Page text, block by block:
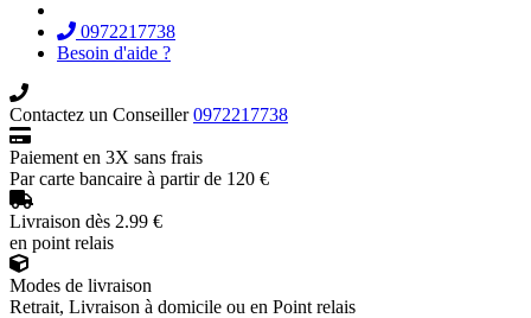
0972217738
Besoin d'aide ?
Contactez un Conseiller0972217738
Paiement en 3X sans frais
Par carte bancaire à partir de 120 €
Livraison dès 2.99 €
en point relais
Modes de livraison
Retrait, Livraison à domicile ou en Point relais